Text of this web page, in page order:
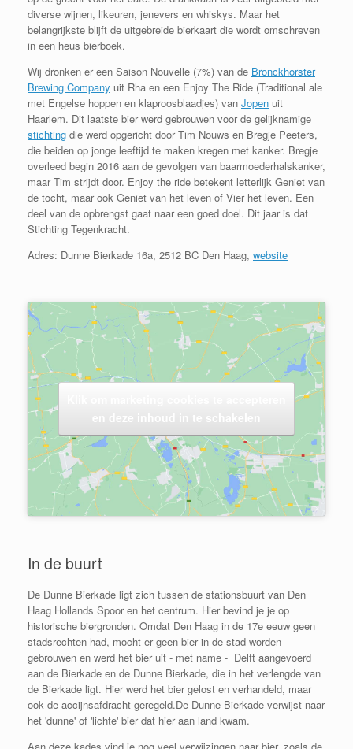
diverse wijnen, likeuren, jenevers en whiskys. Maar het
belangrijkste blijft de uitgebreide bierkaart die wordt omschreven
in een heus bierboek.
Wij dronken er een Saison Nouvelle (7%) van de Bronckhorster
Brewing Company uit Rha en een Enjoy The Ride (Traditional ale
met Engelse hoppen en klaproosblaadjes) van Jopen uit
Haarlem. Dit laatste bier werd gebrouwen voor de gelijknamige
stichting die werd opgericht door Tim Nouws en Bregje Peeters,
die beiden op jonge leeftijd te maken kregen met kanker. Bregje
overleed begin 2016 aan de gevolgen van baarmoederhalskanker,
maar Tim strijdt door. Enjoy the ride betekent letterlijk Geniet van
de tocht, maar ook Geniet van het leven of Vier het leven. Een
deel van de opbrengst gaat naar een goed doel. Dit jaar is dat
Stichting Tegenkracht.
Adres: Dunne Bierkade 16a, 2512 BC Den Haag, website
en deze inhoud in te schakelen
In de buurt
De Dunne Bierkade ligt zich tussen de stationsbuurt van Den
Haag Hollands Spoor en het centrum. Hier bevind je je op
historische biergronden. Omdat Den Haag in de 17e eeuw geen
stadsrechten had, mocht er geen bier in de stad worden
gebrouwen en werd het bier uit - met name - Delft aangevoerd
aan de Bierkade en de Dunne Bierkade, die in het verlengde van
de Bierkade ligt. Hier werd het bier gelost en verhandeld, maar
ook de accijnsafdracht geregeld.De Dunne Bierkade verwijst naar
het 'dunne' of 'lichte' bier dat hier aan land kwam.